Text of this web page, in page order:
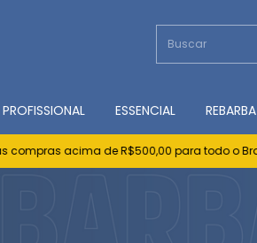
PROFISSIONAL ESSENCIAL REBARBA
acima de R$500,00 para todo o Brasil